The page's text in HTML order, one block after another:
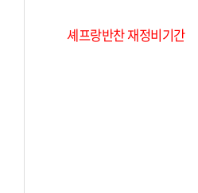
셰프랑반찬 재정비기간